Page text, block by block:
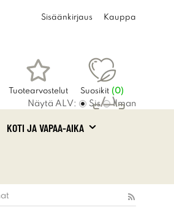
Sisäänkirjaus Kauppa
Tuotearvostelut Suosikit (0)
Ostoskori
Näytä ALV: Sis Ilman
KOTI JA VAPAA-AIKA